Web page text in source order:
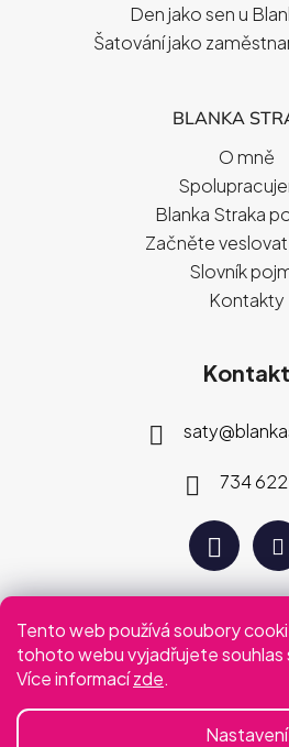
Tento web používá soubory
tohoto webu vyjadřujete souhlas
Více informacízde.
Nastavení
Den jako sen u
Šatování jako
BLANKA
O mně
Blanka Straka
Začněte veslovat
Slovník
Kontakty
Kontakt
saty@
734
Plaťte jak vám
Podmínky ochrany osobních